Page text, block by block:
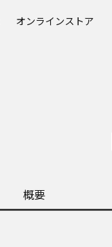
オンラインストア
概要